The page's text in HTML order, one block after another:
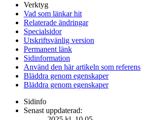
Verktyg
Vad som länkar hit
Relaterade ändringar
Specialsidor
Utskriftsvänlig version
Permanent länk
Sidinformation
Använd den här artikeln som referens
Bläddra genom egenskaper
Bläddra genom egenskaper
Sidinfo
Senast uppdaterad: